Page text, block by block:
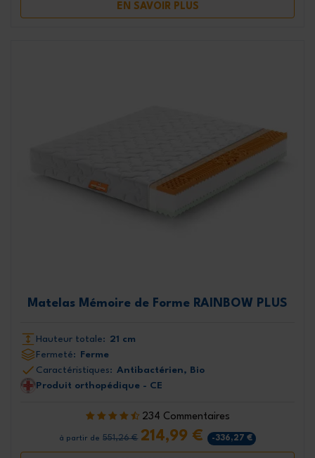
EN SAVOIR PLUS
Matelas Mémoire de Forme RAINBOW PLUS
Hauteur totale: 21 cm
Fermeté: Ferme
Caractéristiques: Antibactérien, Bio
Produit orthopédique - CE
234 Commentaires
à partir de 551,26 € 214,99 € -336,27 €